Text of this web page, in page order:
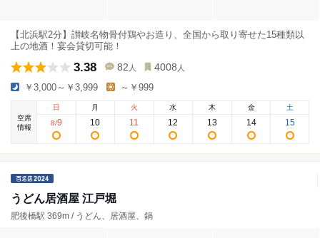
【北浜駅2分】讃岐名物骨付鶏やお造り、全国から取り寄せた15種類以
上の地酒！宴会貸切可能！
3.38 82 人 4008 人
￥3,000～￥3,999 ～￥999
空席
情報
日
8/9
月
10
火
11
水
12
木
13
金
14
土
15
うどん居酒屋 江戸堀
肥後橋駅 369m / うどん、居酒屋、鍋